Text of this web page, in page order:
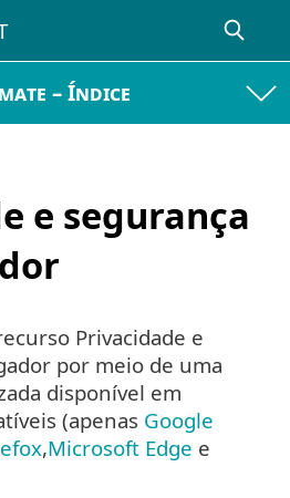
– Índice
e segurança
Privacidade e
por meio de uma
disponível em
(apenas Google
,Microsoft Edge e